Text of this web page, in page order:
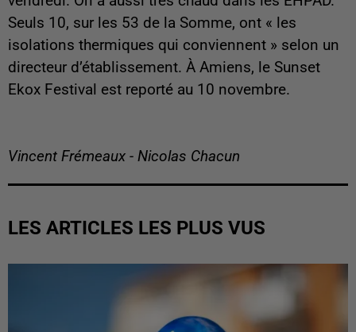
Seuls 10, sur les 53 de la Somme, ont « les
isolations thermiques qui conviennent » selon un
directeur d’établissement. À Amiens, le Sunset
Ekox Festival est reporté au 10 novembre.
Vincent Frémeaux - Nicolas Chacun
LES ARTICLES LES PLUS VUS